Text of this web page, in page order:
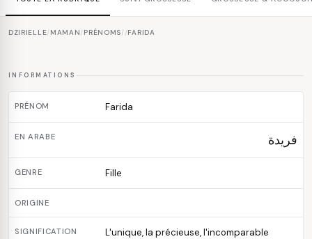
DZIRIELLE/ MAMAN/ PRÉNOMS/ /FARIDA
INFORMATIONS
PRÉNOM Farida
EN ARABE فريدة
GENRE Fille
ORIGINE
SIGNIFICATION L'unique, la précieuse, l'incomparable